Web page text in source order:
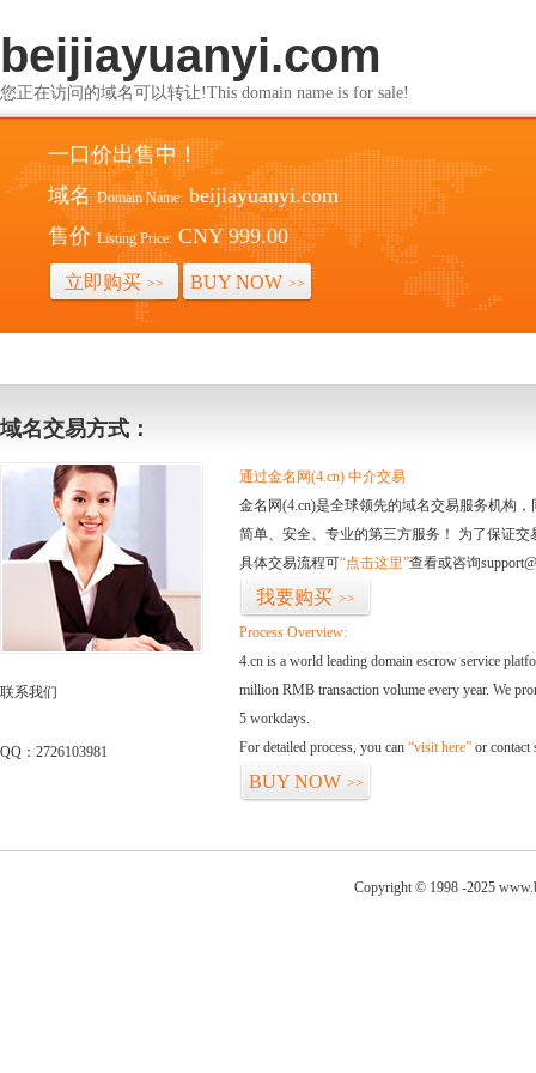
beijiayuanyi.com
您正在访问的域名可以转让!This domain name is for sale!
一口价出售中！
域名 Domain Name: beijiayuanyi.com
售价 Listing Price: CNY 999.00
立即购买 >> BUY NOW >>
域名交易方式：
联系我们
QQ：2726103981
通过金名网(4.cn) 中介交易
金名网(4.cn)是全球领先的域名交易服务机构
简单、安全、专业的第三方服务！ 为了保证
具体交易流程可“点击这里”查看或咨询
我要购买 >>
Process Overview:
4.cn is a world leading domain escrow service
million RMB transaction volume every year. We
5 workdays.
For detailed process, you can “visit here” or contact
BUY NOW >>
Copyright © 1998 -2025